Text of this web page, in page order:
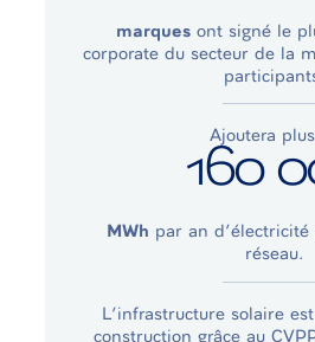
marques ont signé le
corporate du secteur de la
Ajoutera
160
MWh par an
réseau.
L’infrastructure solaire
construction grâce au